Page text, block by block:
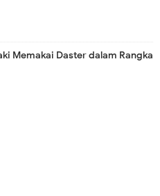
Memakai Daster dalam Rangka